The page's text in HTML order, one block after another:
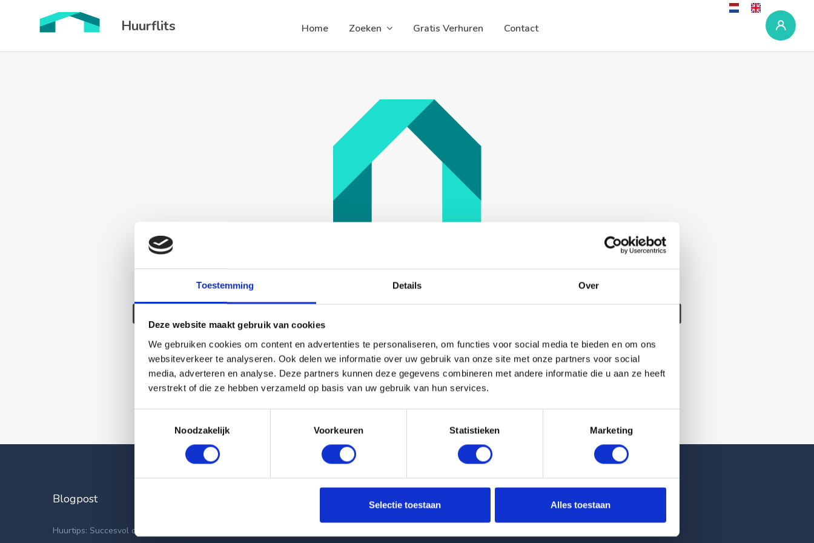
Toestemming Details Over
Deze website maakt gebruik van cookies
We gebruiken cookies om content en advertenties te personaliseren, om functies voor social media te bieden en om ons
websiteverkeer te analyseren. Ook delen we informatie over uw gebruik van onze site met onze partners voor social
media, adverteren en analyse. Deze partners kunnen deze gegevens combineren met andere informatie die u aan ze heeft
verstrekt of die ze hebben verzameld op basis van uw gebruik van hun services.
Noodzakelijk
Voorkeuren Statistieken Marketing
Selectie toestaan Alles toestaan
Huurflits Home Zoeken Gratis Verhuren Contact
Deze woning is helaas verhuurd/verwijderd
Pagina niet gevonden
Terug naar woningoverzicht
Blogpost
Huurtips: Succesvol op zoek naar een nieuwe
Reviews